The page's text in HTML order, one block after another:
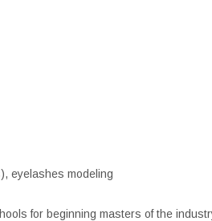
eyelashes modeling
for beginning masters of the